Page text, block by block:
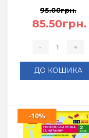
95.00грн.
85.50грн.
- +
ДО КОШИКА
-10%